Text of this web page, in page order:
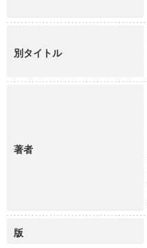
別タイトル
著者
版